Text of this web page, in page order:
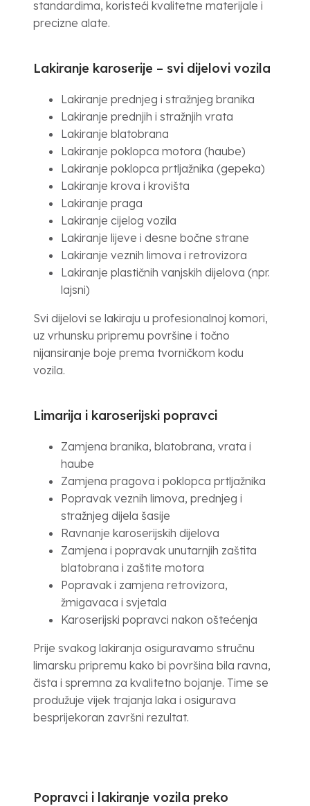
standardima, koristeći kvalitetne materijale i
precizne alate.
Lakiranje karoserije – svi dijelovi vozila
Lakiranje prednjeg i stražnjeg branika
Lakiranje prednjih i stražnjih vrata
Lakiranje blatobrana
Lakiranje poklopca motora (haube)
Lakiranje poklopca prtljažnika (gepeka)
Lakiranje krova i krovišta
Lakiranje praga
Lakiranje cijelog vozila
Lakiranje lijeve i desne bočne strane
Lakiranje veznih limova i retrovizora
Lakiranje plastičnih vanjskih dijelova (npr.
lajsni)
Svi dijelovi se lakiraju u profesionalnoj komori,
uz vrhunsku pripremu površine i točno
nijansiranje boje prema tvorničkom kodu
vozila.
Limarija i karoserijski popravci
Zamjena branika, blatobrana, vrata i
haube
Zamjena pragova i poklopca prtljažnika
Popravak veznih limova, prednjeg i
stražnjeg dijela šasije
Ravnanje karoserijskih dijelova
Zamjena i popravak unutarnjih zaštita
blatobrana i zaštite motora
Popravak i zamjena retrovizora,
žmigavaca i svjetala
Karoserijski popravci nakon oštećenja
Prije svakog lakiranja osiguravamo stručnu
limarsku pripremu kako bi površina bila ravna,
čista i spremna za kvalitetno bojanje. Time se
produžuje vijek trajanja laka i osigurava
besprijekoran završni rezultat.
Popravci i lakiranje vozila preko